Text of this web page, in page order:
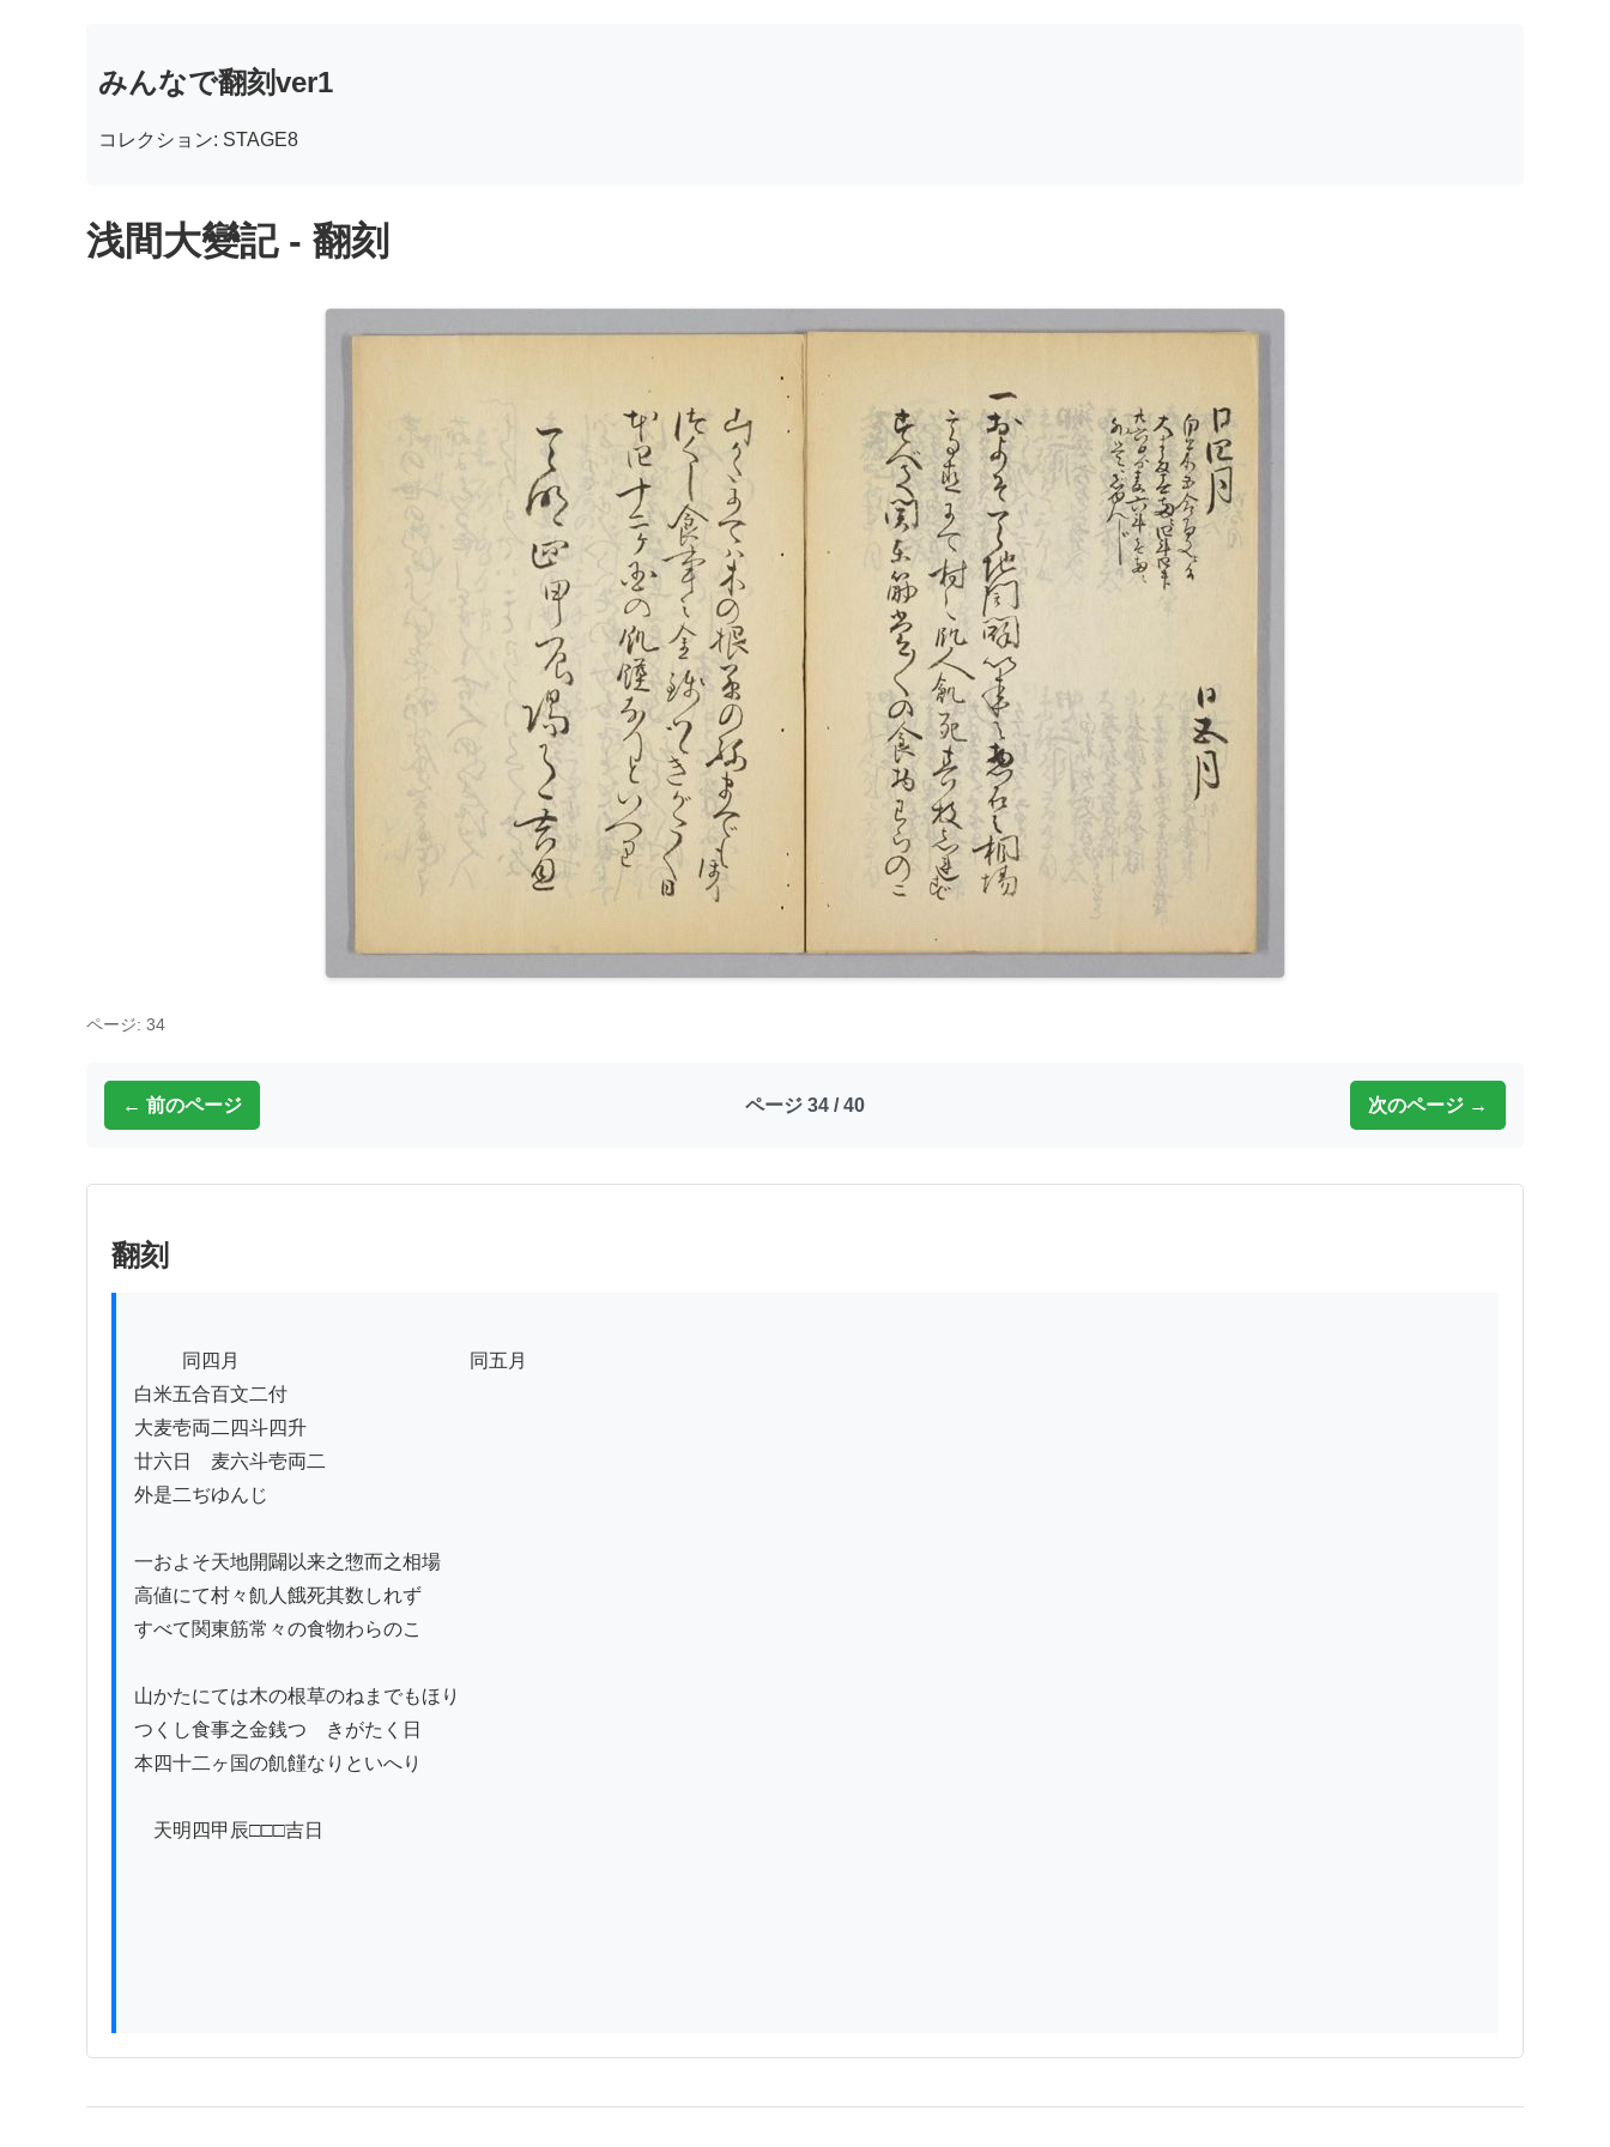
みんなで翻刻ver1
コレクション: STAGE8
浅間大變記 - 翻刻
ページ: 34
← 前のページ ページ 34 / 40 次のページ →
翻刻
白米五合百文二付
大麦壱両二四斗四升
廿六日ゟ麦六斗壱両二
外是二ぢゆんじ
一およそ天地開闢以来之惣而之相場
高値にて村々飢人餓死其数しれず
すべて関東筋常々の食物わらのこ
山かたにては木の根草のねまでもほり
つくし食事之金銭つゝきがたく日
本四十二ヶ国の飢饉なりといへり
天明四甲辰□□□吉日